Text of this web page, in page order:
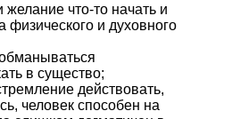
что-то начать и
физического и духовного
в существо;
действовать,
человек способен на